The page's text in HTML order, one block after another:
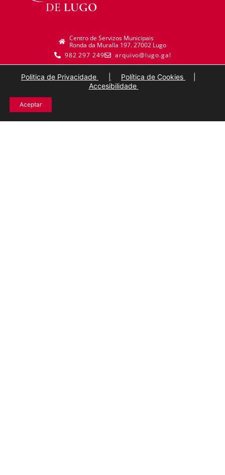
DE LUGO
Centro de Servizos Municipais
Ronda da Muralla 197. 27002 Lugo
982 297 249
arquivo@lugo.gal
Politica de Privacidade Política de Cookies
Accesibilidade
Aceptar